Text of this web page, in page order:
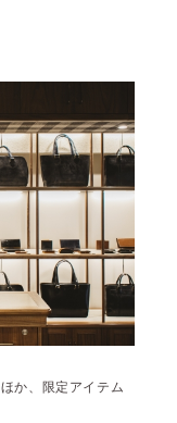
か、限定アイテム